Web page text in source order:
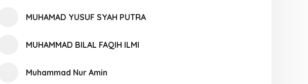
MUHAMAD YUSUF SYAH PUTRA
MUHAMMAD BILAL FAQIH ILMI
Muhammad Nur Amin